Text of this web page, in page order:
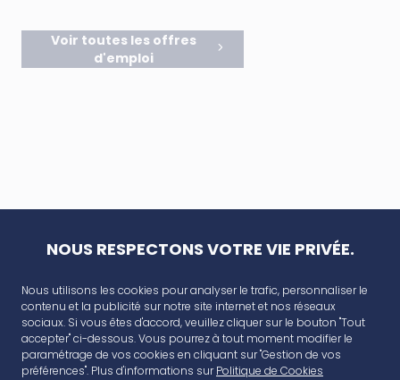
Voir toutes les offres
d'emploi
NOUS RESPECTONS VOTRE VIE PRIVÉE.
Nous utilisons les cookies pour analyser le trafic, personnaliser le
contenu et la publicité sur notre site internet et nos réseaux
sociaux. Si vous êtes d'accord, veuillez cliquer sur le bouton "Tout
accepter" ci-dessous. Vous pourrez à tout moment modifier le
paramétrage de vos cookies en cliquant sur "Gestion de vos
préférences". Plus d'informations surPolitique de Cookies